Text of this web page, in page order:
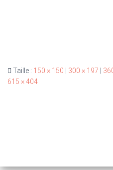
Taille : 150 × 150 | 300 × 197 |
615 × 404